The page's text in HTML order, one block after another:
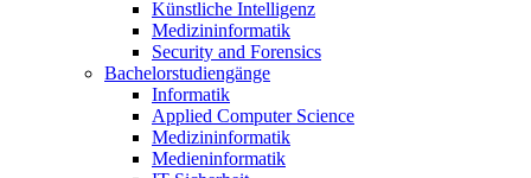
Künstliche Intelligenz
Medizininformatik
Security and Forensics
Bachelorstudiengänge
Informatik
Applied Computer Science
Medizininformatik
Medieninformatik